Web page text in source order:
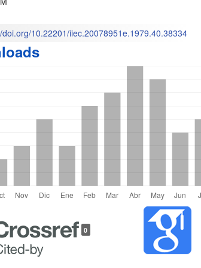
doi.org/10.22201/iiec.20078951e.1979.40.38334
0